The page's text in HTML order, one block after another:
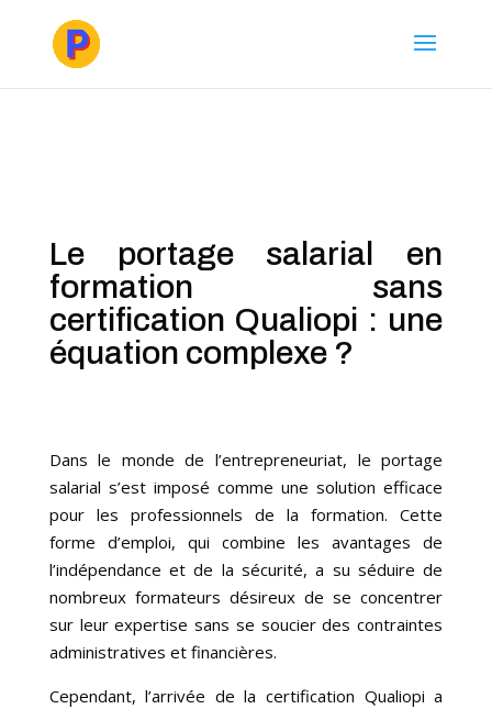
Le portage salarial en
formation sans
certification Qualiopi : une
équation complexe ?
Dans le monde de l’entrepreneuriat, le portage
salarial s’est imposé comme une solution efficace
pour les professionnels de la formation. Cette
forme d’emploi, qui combine les avantages de
l’indépendance et de la sécurité, a su séduire de
nombreux formateurs désireux de se concentrer
sur leur expertise sans se soucier des contraintes
administratives et financières.
Cependant, l’arrivée de la certification Qualiopi a